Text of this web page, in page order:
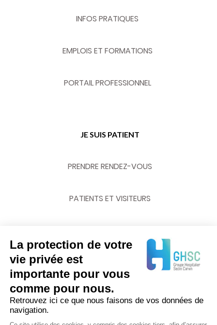
INFOS PRATIQUES
EMPLOIS ET FORMATIONS
PORTAIL PROFESSIONNEL
JE SUIS PATIENT
PRENDRE RENDEZ-VOUS
PATIENTS ET VISITEURS
NOUS CONTACTER
La protection de votre
vie privée est
importante pour vous
comme pour nous.
Retrouvez ici ce que nous faisons de vos données de
navigation.